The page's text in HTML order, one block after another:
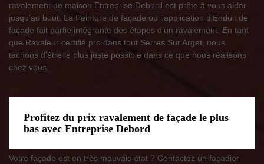
ravalement de maison Entreprise Debord est prête à vous aider
jusqu’au bout. La Peinture de façade ou l’application d’Enduit de
façade fait partie intégrante des étapes d’un ravalement. En tant
que Ravaleur certifié pro dans tout Serres Sur Arget, nous
tachons d’être le plus juste possible dans ce que nous réalisons
chez vous.
Profitez du prix ravalement de façade le plus
bas avec Entreprise Debord
Votre façade est en très mauvais état ? Contactez un façadier